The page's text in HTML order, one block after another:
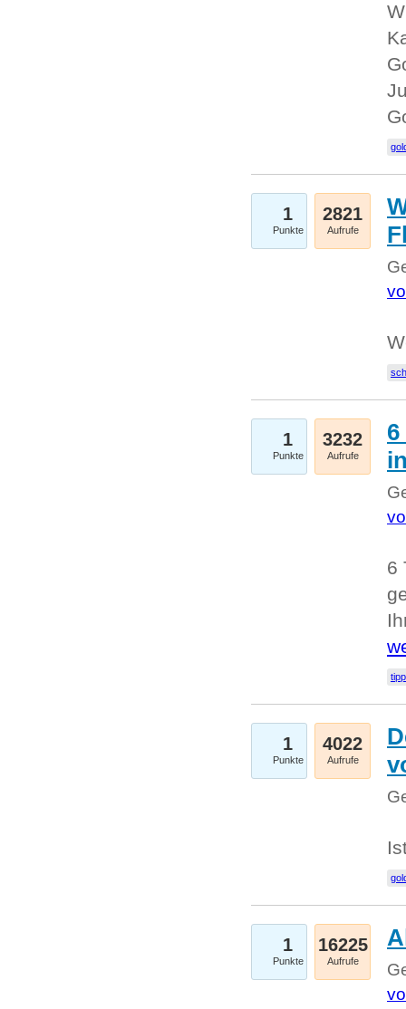
1
Punkte
2821
Aufrufe
1
Punkte
3232
Aufrufe
6
1
Punkte
4022
Aufrufe
1
Punkte
16225
Aufrufe